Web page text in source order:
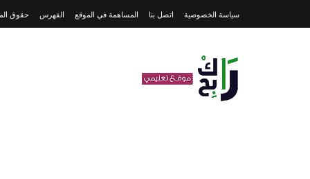
سياسة الخصوصية اتصل بنا المساهمة في الموقع الفهرس حقوق